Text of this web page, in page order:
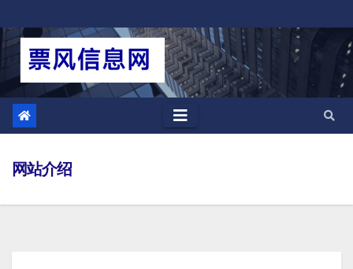
至
网站介绍